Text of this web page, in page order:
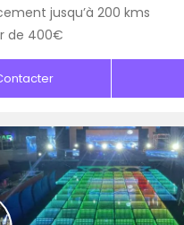
jusqu’à 200 kms
de 400€